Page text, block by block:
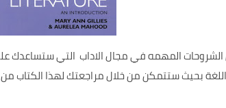
المهمه في مجال الاداب التي ستساعدك على
بحيث ستتمكن من خلال مراجعتك لهذا الكتاب من